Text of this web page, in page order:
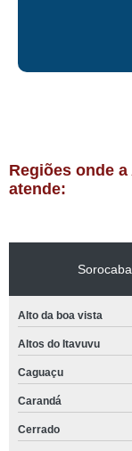
Regiões onde a
atende:
Sorocaba
Alto da boa vista
Altos do Itavuvu
Caguaçu
Carandá
Cerrado